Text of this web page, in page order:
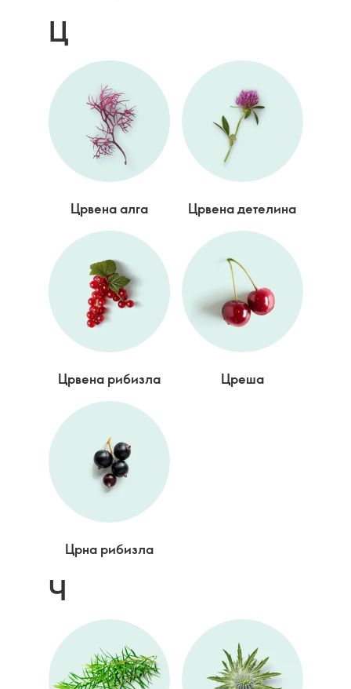
Ц
Црвена алга Црвена детелина
Црвена рибизла Цреша
Црна рибизла
Ч